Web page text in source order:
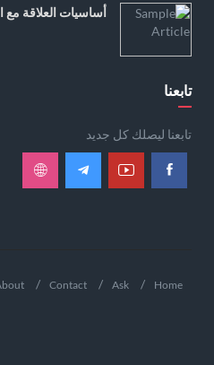
أساسيات العلاقة مع
تابعنا
تابعنا ليصلك كل جديد
Home
Ask
Contact